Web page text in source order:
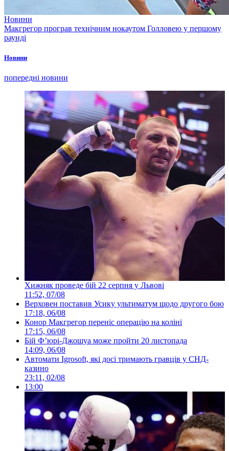
Новини
Макгрегор програв технічним нокаутом Голловею у першому
раунді
Новини
попередні новини
Хижняк проведе бій 22 серпня у Львові
11:52, 07/08
Верховен поставив Усику ультиматум щодо другого бою
17:18, 06/08
Конор Макгрегор переніс операцію на коліні
17:15, 06/08
Бій Ф’юрі-Джошуа може пройти 20 листопада
14:09, 06/08
Автомати Igrosoft, які досі тримають гравців у СНД-
казино
23:11, 02/08
13:00